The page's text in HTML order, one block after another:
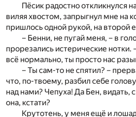
Пёсик радостно откликнулся
виляя хвостом, запрыгнул мне на
пришлось одной рукой, на второй
– Бенни, не пугай меня, – в
прорезались истерические нотки.
всё нормально, ты просто нас
– Ты сам-то не спятил? –
что, по-твоему, разбил себе
над нами? Чепуха! Да Бен, видать,
она, кстати?
Крутотень, у меня ещё и